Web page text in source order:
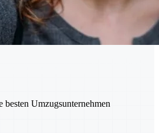
besten Umzugsunternehmen